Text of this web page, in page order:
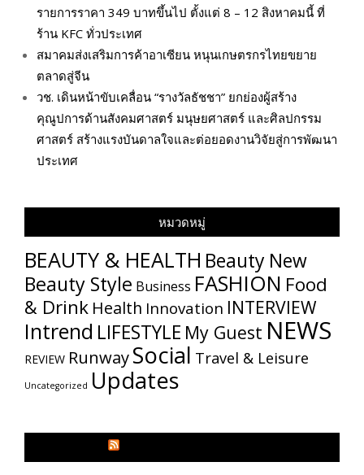
รายการราคา 349 บาทขึ้นไป ตั้งแต่ 8 – 12 สิงหาคมนี้ ที่
ร้าน KFC ทั่วประเทศ
สมาคมส่งเสริมการค้าอาเซียน หนุนเกษตรกรไทยขยาย
ตลาดสู่จีน
วช. เดินหน้าขับเคลื่อน “รางวัลธัชชา” ยกย่องผู้สร้าง
คุณูปการด้านสังคมศาสตร์ มนุษยศาสตร์ และศิลปกรรม
ศาสตร์ สร้างแรงบันดาลใจและต่อยอดงานวิจัยสู่การพัฒนา
ประเทศ
หมวดหมู่
BEAUTY & HEALTH Beauty New
Beauty Style Business FASHION Food
& Drink Health Innovation INTERVIEW
Intrend LIFESTYLE My​ Guest NEWS
REVIEW RunwaySocial Travel & Leisure
Uncategorized Updates